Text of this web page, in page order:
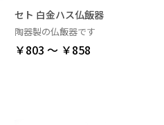
セト 白金ハス仏飯器
陶器製の仏飯器です
￥803 ～ ￥858